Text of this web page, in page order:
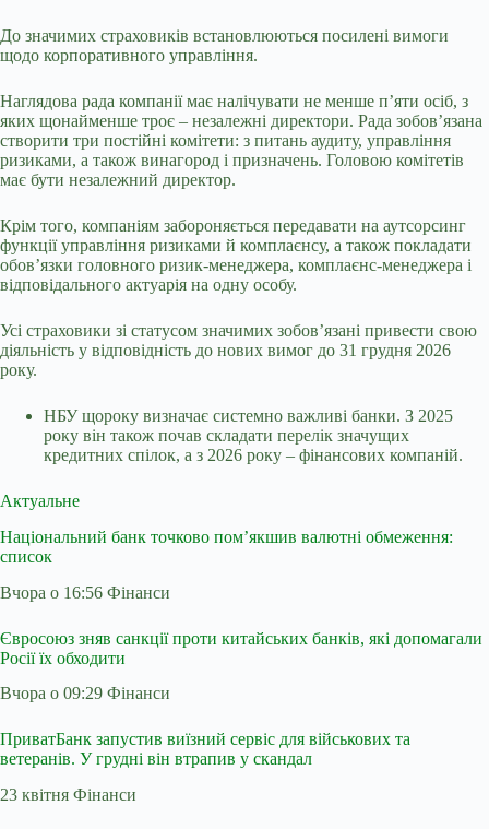
До значимих страховиків встановлюються посилені вимоги
щодо корпоративного управління.
Наглядова рада компанії має налічувати не менше п’яти осіб, з
яких щонайменше троє – незалежні директори. Рада зобов’язана
створити три постійні комітети: з питань аудиту, управління
ризиками, а також винагород і призначень. Головою комітетів
має бути незалежний директор.
Крім того, компаніям забороняється передавати на аутсорсинг
функції управління ризиками й комплаєнсу, а також покладати
обов’язки головного ризик-менеджера, комплаєнс-менеджера і
відповідального актуарія на одну особу.
Усі страховики зі статусом значимих зобов’язані привести свою
діяльність у відповідність до нових вимог до 31 грудня 2026
року.
НБУ щороку визначає системно важливі банки. З 2025
року він також почав складати перелік значущих
кредитних спілок, а з 2026 року – фінансових компаній.
Актуальне
Національний банк точково пом’якшив валютні обмеження:
список
Вчора о 16:56 Фінанси
Євросоюз зняв санкції проти китайських банків, які допомагали
Росії їх обходити
Вчора о 09:29 Фінанси
ПриватБанк запустив виїзний сервіс для військових та
ветеранів. У грудні він втрапив у скандал
23 квітня Фінанси